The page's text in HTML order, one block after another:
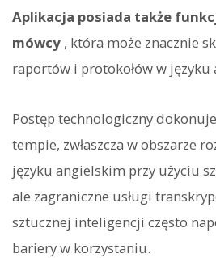
Aplikacja posiada także
mówcy , która może znacznie
raportów i protokołów w języku
Postęp technologiczny
tempie, zwłaszcza w obszarze
języku angielskim przy użyciu
ale zagraniczne usługi
sztucznej inteligencji często
bariery w korzystaniu.